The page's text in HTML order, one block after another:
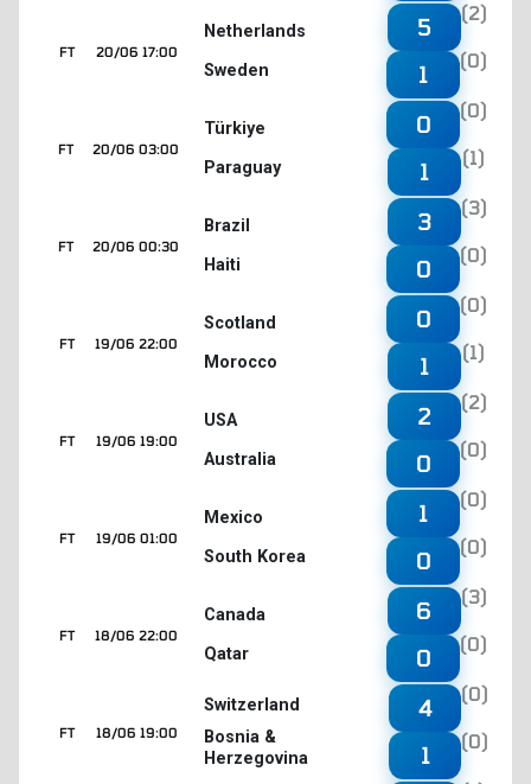
20/06 17:00
FT
Netherlands
Sweden
5
(2)
1
(0)
20/06 03:00
FT
Türkiye
Paraguay
0
(0)
1
(1)
20/06 00:30
FT
Brazil
Haiti
3
(3)
0
(0)
19/06 22:00
FT
Scotland
Morocco
0
(0)
1
(1)
19/06 19:00
FT
USA
Australia
2
(2)
0
(0)
19/06 01:00
FT
Mexico
South Korea
1
(0)
0
(0)
18/06 22:00
FT
Canada
Qatar
6
(3)
0
(0)
18/06 19:00
FT
Switzerland
Bosnia &
Herzegovina
4
(0)
1
(0)